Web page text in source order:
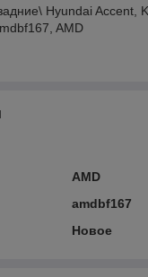
Hyundai Accent,
AMD
AMD
amdbf167
Новое